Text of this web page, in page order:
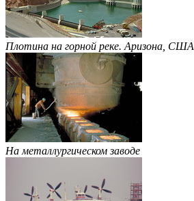
Плотина на горной реке. Аризона, США
На металлургическом заводе